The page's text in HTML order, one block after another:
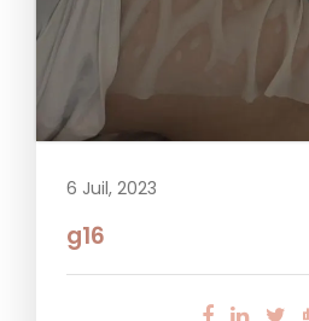
6 Juil, 2023
g16